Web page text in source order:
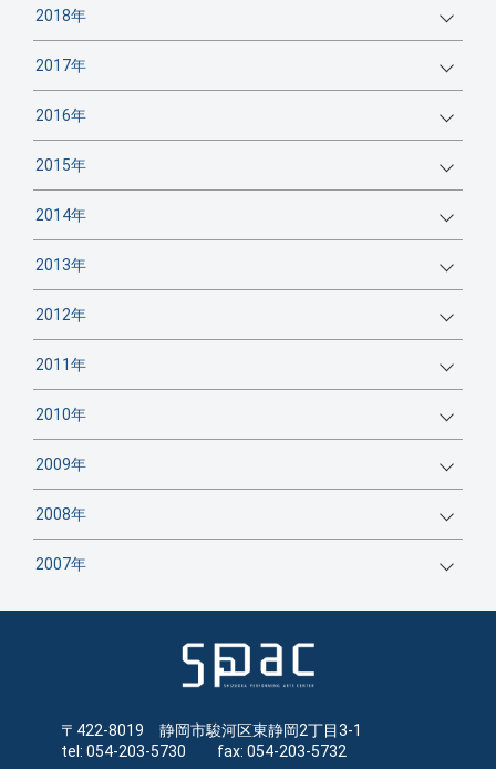
2018年
2017年
2016年
2015年
2014年
2013年
2012年
2011年
2010年
2009年
2008年
2007年
〒422-8019 静岡市駿河区東静岡2丁目3-1
tel: 054-203-5730 fax: 054-203-5732